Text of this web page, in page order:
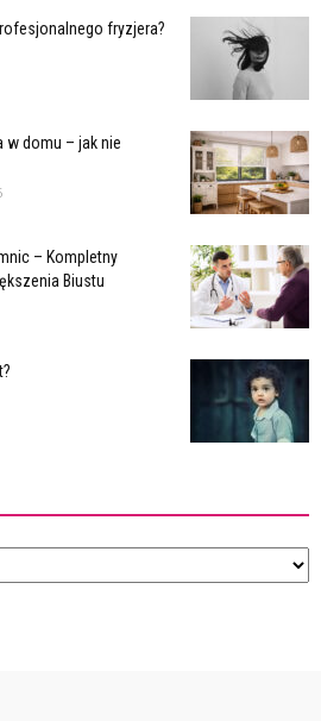
fryzjera?
w domu – jak nie
– Kompletny
Biustu